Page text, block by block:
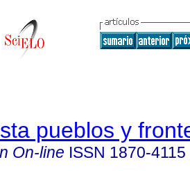
pueblos y
On-line ISSN 1870-4115